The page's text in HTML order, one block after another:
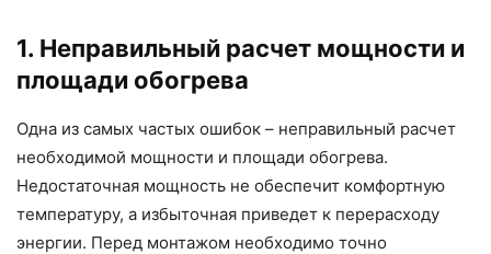
1. Неправильный расчет мощности и
площади обогрева
Одна из самых частых ошибок – неправильный расчет
необходимой мощности и площади обогрева.
Недостаточная мощность не обеспечит комфортную
температуру, а избыточная приведет к перерасходу
энергии. Перед монтажом необходимо точно